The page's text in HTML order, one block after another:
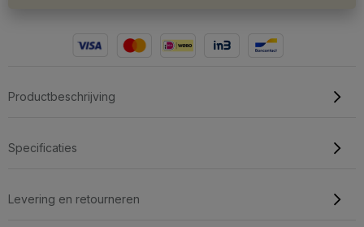
Productbeschrijving
Specificaties
Levering en retourneren